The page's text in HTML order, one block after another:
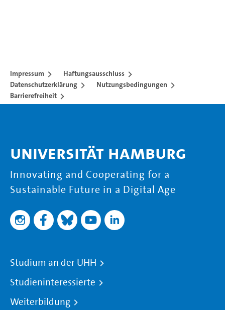
Impressum
Haftungsausschluss
Datenschutzerklärung
Nutzungsbedingungen
Barrierefreiheit
Universität Hamburg
Innovating and Cooperating for a
Sustainable Future in a Digital Age
Studium an der UHH
Studieninteressierte
Weiterbildung